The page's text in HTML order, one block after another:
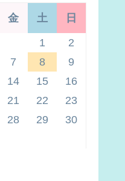
金 土 日
1
2
7 8
9
14 15
16
21 22
23
28 29
30